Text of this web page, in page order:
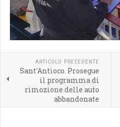
ARTICOLO PRECEDENTE
Sant'Antioco. Prosegue
il programma di
rimozione delle auto
abbandonate